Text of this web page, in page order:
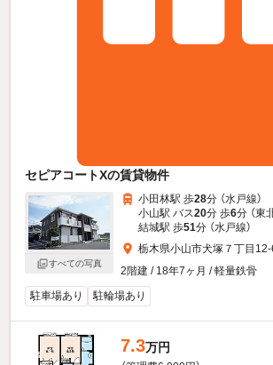
セピアコートXの賃貸物件
すべての写真
小田林駅 歩28分 （水戸線）
小山駅 バス20分 歩6分 （東
結城駅 歩51分 （水戸線）
栃木県小山市犬塚７丁目12-
2階建 / 18年7ヶ月 / 軽量鉄骨
駐車場あり
駐輪場あり
7.3万円